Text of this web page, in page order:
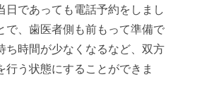
日であっても電話予約をしまし
で、歯医者側も前もって準備で
ち時間が少なくなるなど、双方
行う状態にすることができま